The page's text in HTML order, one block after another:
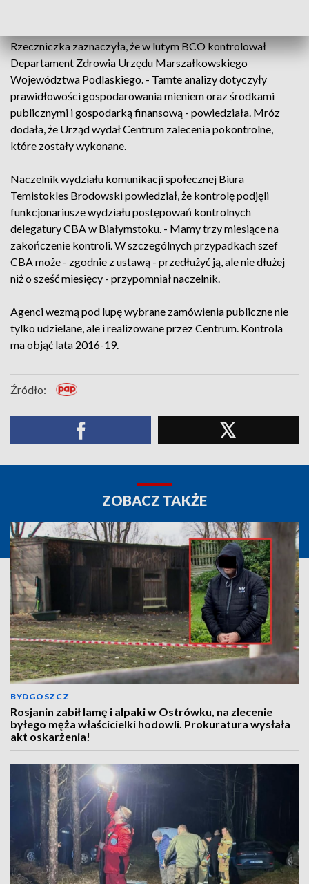
Rzeczniczka zaznaczyła, że w lutym BCO kontrolował
Departament Zdrowia Urzędu Marszałkowskiego
Województwa Podlaskiego. - Tamte analizy dotyczyły
prawidłowości gospodarowania mieniem oraz środkami
publicznymi i gospodarką finansową - powiedziała. Mróz
dodała, że Urząd wydał Centrum zalecenia pokontrolne,
które zostały wykonane.
Naczelnik wydziału komunikacji społecznej Biura
Temistokles Brodowski powiedział, że kontrolę podjęli
funkcjonariusze wydziału postępowań kontrolnych
delegatury CBA w Białymstoku. - Mamy trzy miesiące na
zakończenie kontroli. W szczególnych przypadkach szef
CBA może - zgodnie z ustawą - przedłużyć ją, ale nie dłużej
niż o sześć miesięcy - przypomniał naczelnik.
Agenci wezmą pod lupę wybrane zamówienia publiczne nie
tylko udzielane, ale i realizowane przez Centrum. Kontrola
ma objąć lata 2016-19.
Źródło:
ZOBACZ TAKŻE
BYDGOSZCZ
Rosjanin zabił lamę i alpaki w Ostrówku, na zlecenie
byłego męża właścicielki hodowli. Prokuratura wysłała
akt oskarżenia!